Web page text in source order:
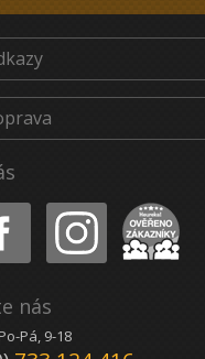
Instagram Heureka
nás
Pá, 9-18